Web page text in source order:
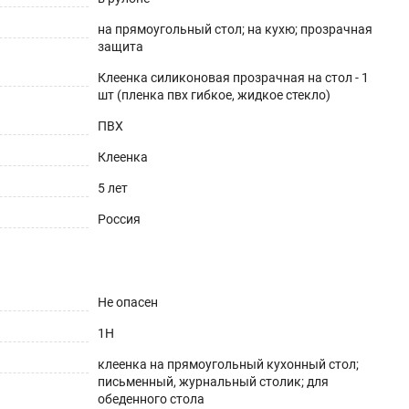
Простота ухода, поразит Вас с первых дней и
для гостиной и поможет создать стильный и
влюбленных, новый год.
для мытья посуды и губки с жестким
После распаковки возможен
скатерть теплым мыльным раствором.
длины необходим для возможности подрезки под
на прямоугольный стол; на кухю; прозрачная
защита
Клеенка силиконовая прозрачная на стол - 1
шт (пленка пвх гибкое, жидкое стекло)
ПВХ
Клеенка
5 лет
Россия
Не опасен
1H
клеенка на прямоугольный кухонный стол;
письменный, журнальный столик; для
обеденного стола